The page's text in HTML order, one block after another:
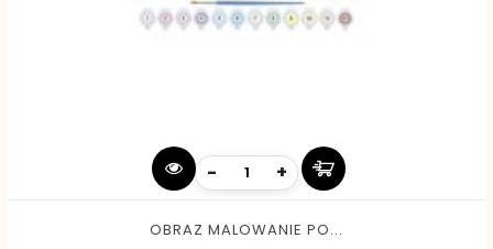
- +
OBRAZ MALOWANIE PO...